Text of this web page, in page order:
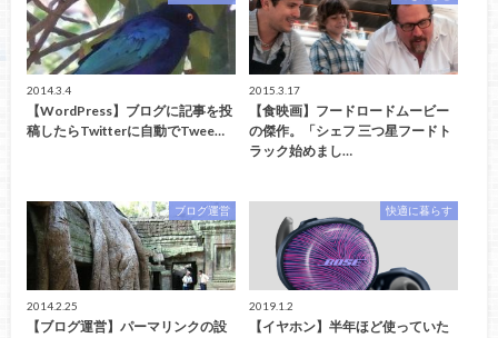
2014.3.4
【WordPress】ブログに記事を投
稿したらTwitterに自動でTwee…
2015.3.17
【食映画】フードロードムービー
の傑作。「シェフ 三つ星フードト
ラック始めまし…
ブログ運営
2014.2.25
【ブログ運営】パーマリンクの設
快適に暮らす
2019.1.2
【イヤホン】半年ほど使っていた